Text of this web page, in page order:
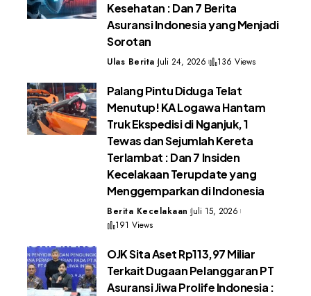
Kesehatan : Dan 7 Berita
Asuransi Indonesia yang Menjadi
Sorotan
Ulas Berita Juli 24, 2026 136 Views
Palang Pintu Diduga Telat
Menutup! KA Logawa Hantam
Truk Ekspedisi di Nganjuk, 1
Tewas dan Sejumlah Kereta
Terlambat : Dan 7 Insiden
Kecelakaan Terupdate yang
Menggemparkan di Indonesia
Berita Kecelakaan Juli 15, 2026
191 Views
OJK Sita Aset Rp113,97 Miliar
Terkait Dugaan Pelanggaran PT
Asuransi Jiwa Prolife Indonesia :